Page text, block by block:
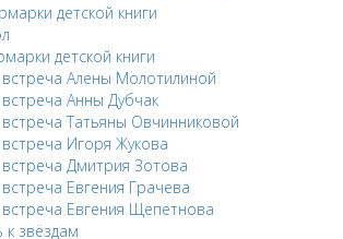
детской книги
детской книги
встреча Алены Молотилиной
Анны Дубчак
Татьяны Овчинниковой
Игоря Жукова
Дмитрия Зотова
Евгения Грачева
Евгения Щепетнова
к звёздам